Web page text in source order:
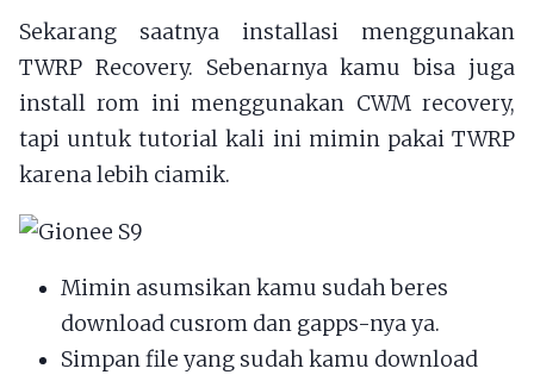
Sekarang saatnya installasi menggunakan
TWRP Recovery. Sebenarnya kamu bisa juga
install rom ini menggunakan CWM recovery,
tapi untuk tutorial kali ini mimin pakai TWRP
karena lebih ciamik.
Mimin asumsikan kamu sudah beres
download cusrom dan gapps-nya ya.
Simpan file yang sudah kamu download